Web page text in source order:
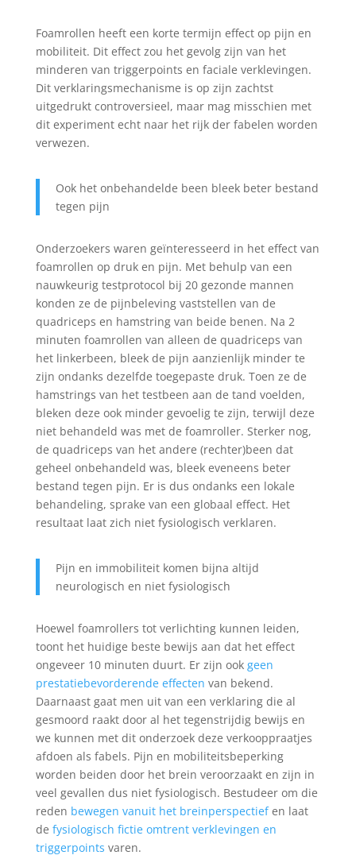
Foamrollen heeft een korte termijn effect op pijn en
mobiliteit. Dit effect zou het gevolg zijn van het
minderen van triggerpoints en faciale verklevingen.
Dit verklaringsmechanisme is op zijn zachtst
uitgedrukt controversieel, maar mag misschien met
dit experiment echt naar het rijk der fabelen worden
verwezen.
Ook het onbehandelde been bleek beter bestand
tegen pijn
Onderzoekers waren geïnteresseerd in het effect van
foamrollen op druk en pijn. Met behulp van een
nauwkeurig testprotocol bij 20 gezonde mannen
konden ze de pijnbeleving vaststellen van de
quadriceps en hamstring van beide benen. Na 2
minuten foamrollen van alleen de quadriceps van
het linkerbeen, bleek de pijn aanzienlijk minder te
zijn ondanks dezelfde toegepaste druk. Toen ze de
hamstrings van het testbeen aan de tand voelden,
bleken deze ook minder gevoelig te zijn, terwijl deze
niet behandeld was met de foamroller. Sterker nog,
de quadriceps van het andere (rechter)been dat
geheel onbehandeld was, bleek eveneens beter
bestand tegen pijn. Er is dus ondanks een lokale
behandeling, sprake van een globaal effect. Het
resultaat laat zich niet fysiologisch verklaren.
Pijn en immobiliteit komen bijna altijd
neurologisch en niet fysiologisch
Hoewel foamrollers tot verlichting kunnen leiden,
toont het huidige beste bewijs aan dat het effect
ongeveer 10 minuten duurt. Er zijn ook geen
prestatiebevorderende effecten van bekend.
Daarnaast gaat men uit van een verklaring die al
gesmoord raakt door al het tegenstrijdig bewijs en
we kunnen met dit onderzoek deze verkooppraatjes
afdoen als fabels. Pijn en mobiliteitsbeperking
worden beiden door het brein veroorzaakt en zijn in
veel gevallen dus niet fysiologisch. Bestudeer om die
reden bewegen vanuit het breinperspectiefen laat
de fysiologisch fictie omtrent verklevingen en
triggerpoints varen.